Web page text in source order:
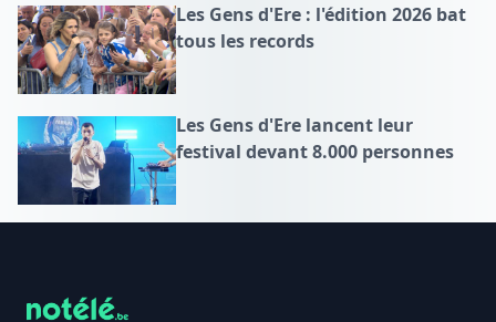
Les Gens d'Ere : l'édition 2026 bat
tous les records
Les Gens d'Ere lancent leur
festival devant 8.000 personnes